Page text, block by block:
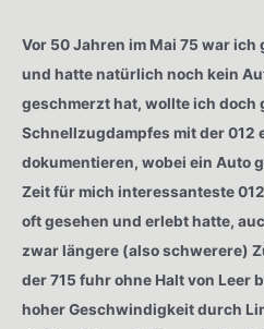
Vor 50 Jahren im Mai 75 war ich
und hatte natürlich noch kein
geschmerzt hat, wollte ich doch
Schnellzugdampfes mit der 012
dokumentieren, wobei ein Auto
Zeit für mich interessanteste
oft gesehen und erlebt hatte,
zwar längere (also schwerere)
der 715 fuhr ohne Halt von Leer
hoher Geschwindigkeit durch